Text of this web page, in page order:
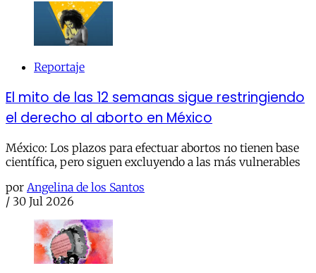
Reportaje
El mito de las 12 semanas sigue restringiendo
el derecho al aborto en México
México: Los plazos para efectuar abortos no tienen base
científica, pero siguen excluyendo a las más vulnerables
por Angelina de los Santos
/ 30 Jul 2026